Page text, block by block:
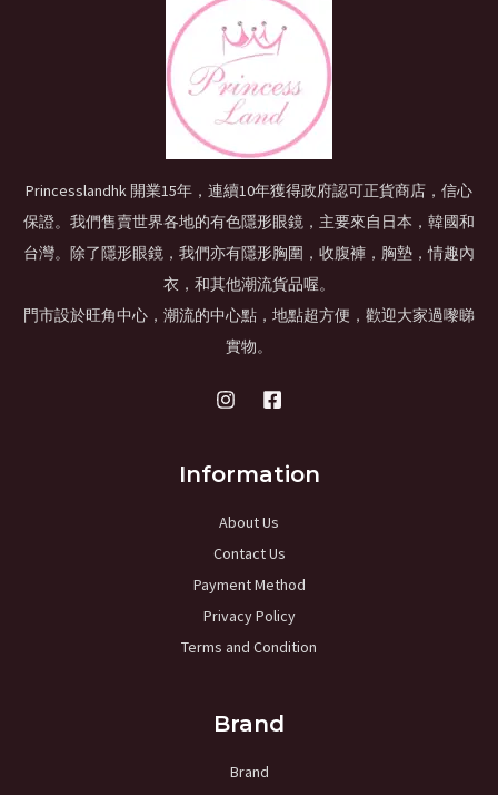
Princesslandhk 開業15年，連續10年獲得政府認可正貨商店，信心
保證。我們售賣世界各地的有色隱形眼鏡，主要來自日本，韓國和
台灣。除了隱形眼鏡，我們亦有隱形胸圍，收腹褲，胸墊，情趣內
衣，和其他潮流貨品喔。
門市設於旺角中心，潮流的中心點，地點超方便，歡迎大家過嚟睇
實物。
Information
About Us
Contact Us
Payment Method
Privacy Policy
Terms and Condition
Brand
Brand